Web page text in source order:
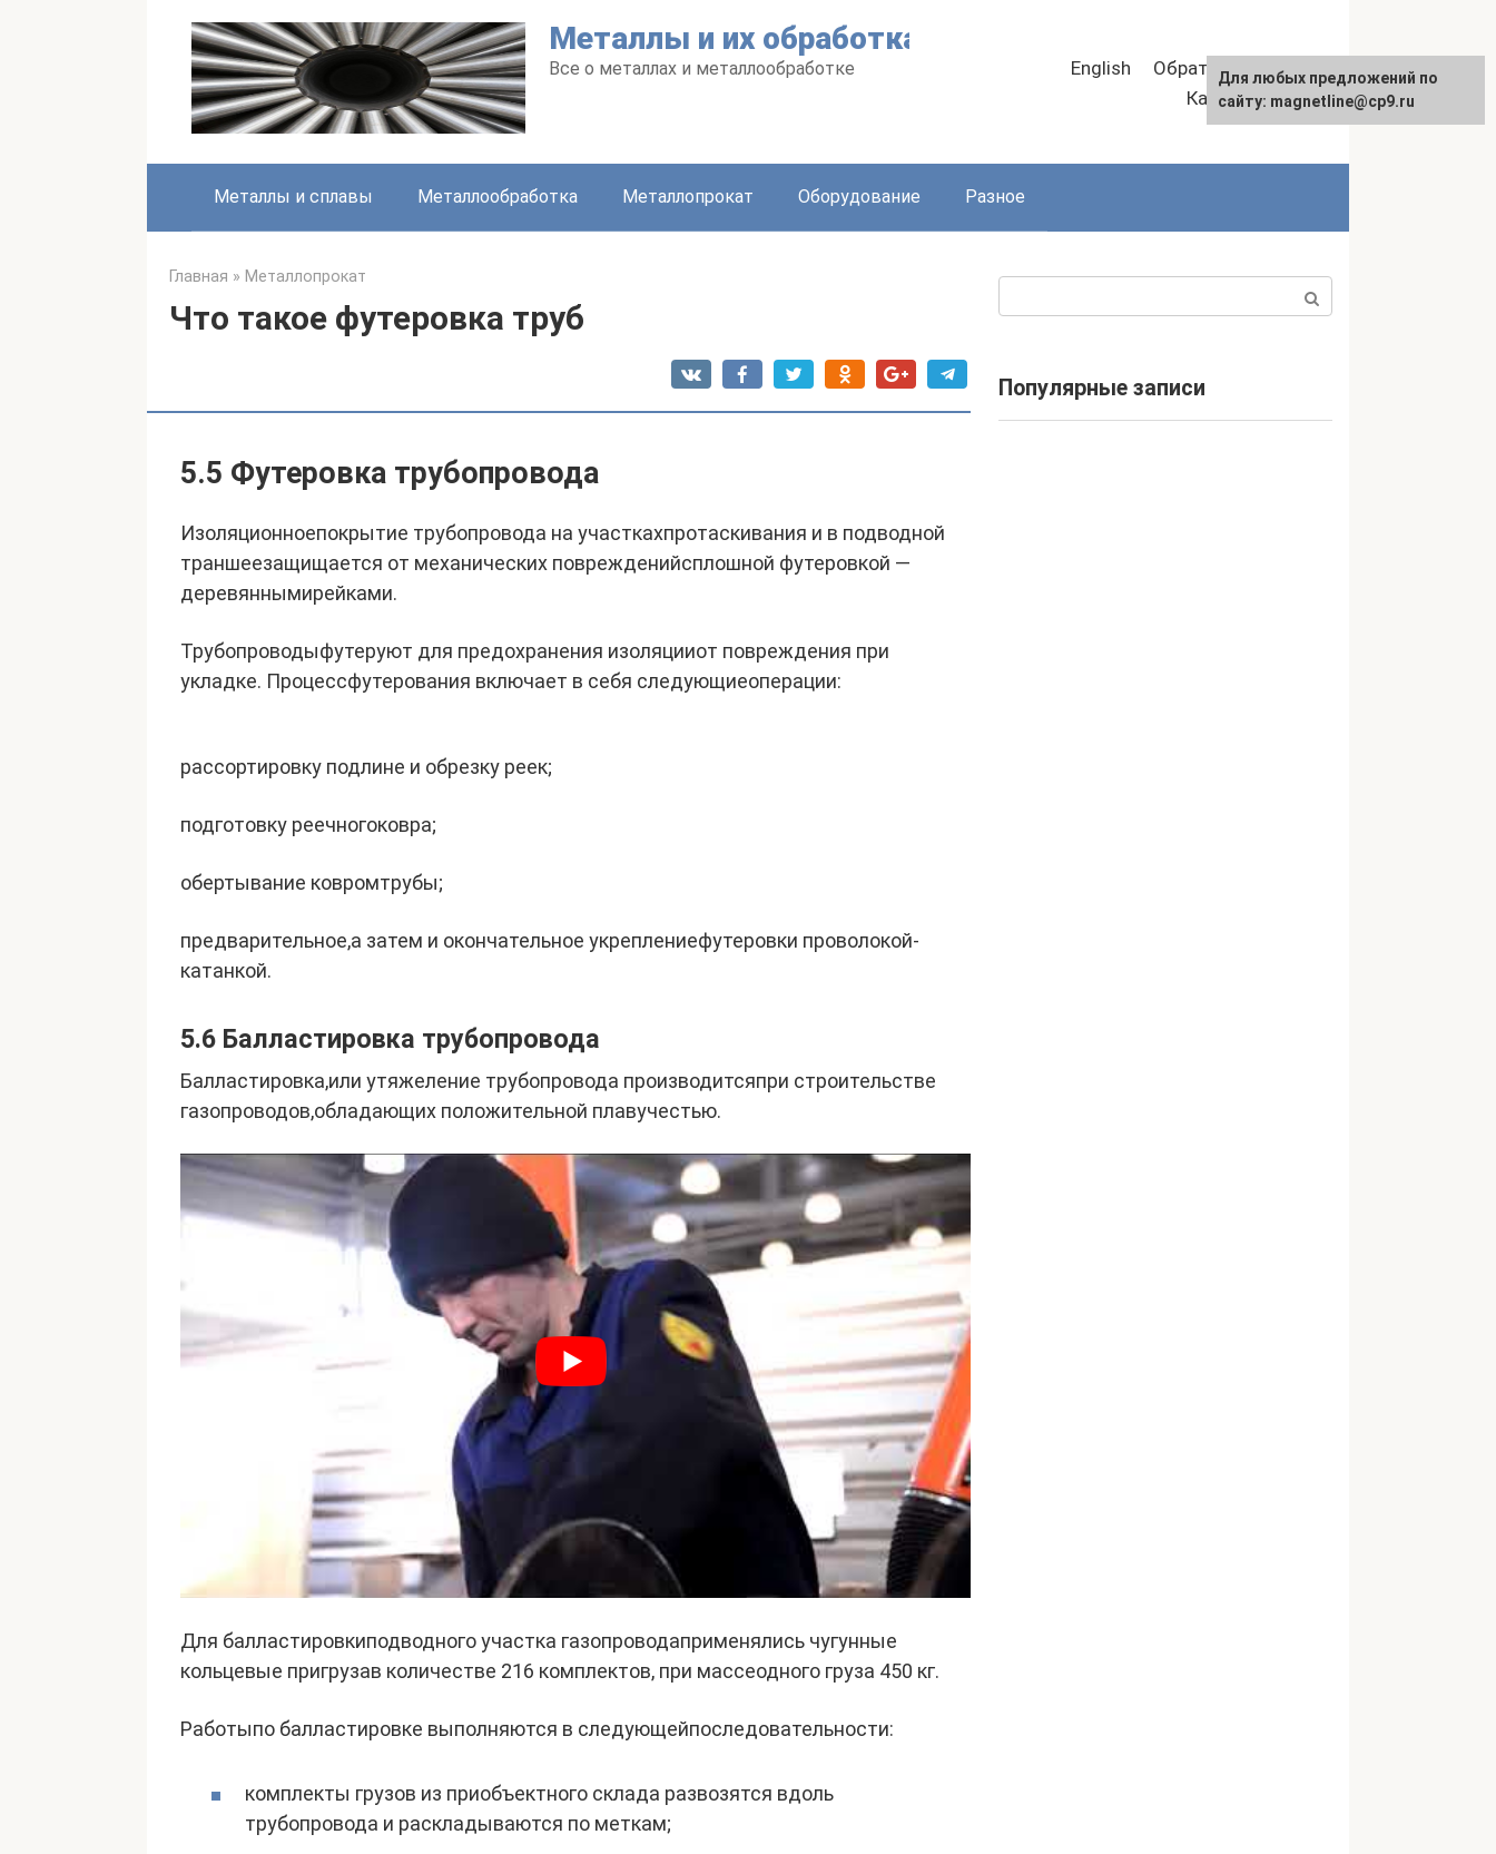
Металлы и их обработка
Все о металлах и металлообработке English
Обратная связь
Карта сайта
Металлы и сплавы Металлообработка Металлопрокат Оборудование Разное
Главная » Металлопрокат
Что такое футеровка труб
5.5 Футеровка трубопровода
Изоляционноепокрытие трубопровода на участкахпротаскивания и в подводной
траншеезащищается от механических поврежденийсплошной футеровкой —
деревяннымирейками.
Трубопроводыфутеруют для предохранения изоляцииот повреждения при
укладке. Процессфутерования включает в себя следующиеоперации:
рассортировку подлине и обрезку реек;
подготовку реечногоковра;
обертывание ковромтрубы;
предварительное,а затем и окончательное укреплениефутеровки проволокой-
катанкой.
5.6 Балластировка трубопровода
Балластировка,или утяжеление трубопровода производитсяпри строительстве
газопроводов,обладающих положительной плавучестью.
Для балластировкиподводного участка газопроводаприменялись чугунные
кольцевые пригрузав количестве 216 комплектов, при массеодного груза 450 кг.
Работыпо балластировке выполняются в следующейпоследовательности:
комплекты грузов из приобъектного склада развозятся вдоль
трубопровода и раскладываются по меткам;
Популярные записи
Для любых предложений по
сайту: magnetline@cp9.ru